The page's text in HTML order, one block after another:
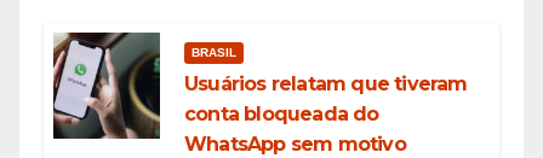
BRASIL
Usuários relatam que tiveram
conta bloqueada do
WhatsApp sem motivo